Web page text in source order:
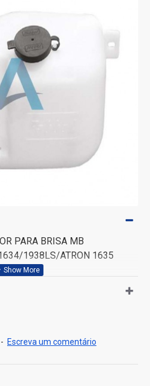
PARA BRISA MB
1938LS/ATRON 1635
- Escreva um comentário